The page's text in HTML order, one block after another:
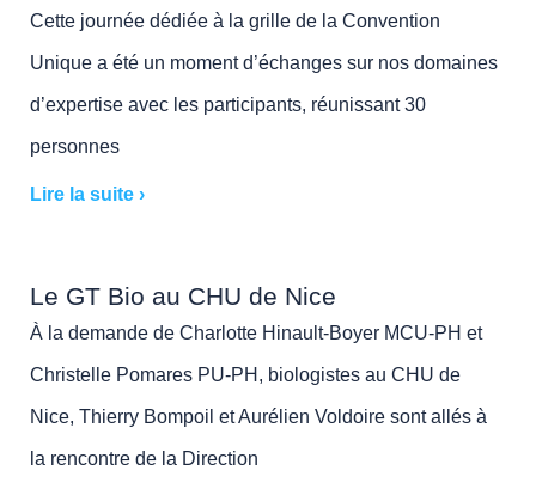
Cette journée dédiée à la grille de la Convention
Unique a été un moment d’échanges sur nos domaines
d’expertise avec les participants, réunissant 30
personnes
Lire la suite ›
Le GT Bio au CHU de Nice
À la demande de Charlotte Hinault-Boyer MCU-PH et
Christelle Pomares PU-PH, biologistes au CHU de
Nice, Thierry Bompoil et Aurélien Voldoire sont allés à
la rencontre de la Direction